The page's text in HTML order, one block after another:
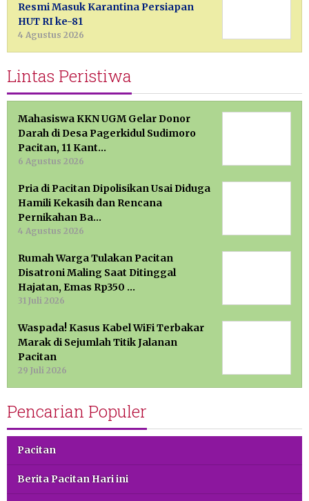
Resmi Masuk Karantina Persiapan
HUT RI ke-81
4 Agustus 2026
Lintas Peristiwa
Mahasiswa KKN UGM Gelar Donor
Darah di Desa Pagerkidul Sudimoro
Pacitan, 11 Kant…
6 Agustus 2026
Pria di Pacitan Dipolisikan Usai Diduga
Hamili Kekasih dan Rencana
Pernikahan Ba…
4 Agustus 2026
Rumah Warga Tulakan Pacitan
Disatroni Maling Saat Ditinggal
Hajatan, Emas Rp350 …
31 Juli 2026
Waspada! Kasus Kabel WiFi Terbakar
Marak di Sejumlah Titik Jalanan
Pacitan
29 Juli 2026
Pencarian Populer
Pacitan
Berita Pacitan Hari ini